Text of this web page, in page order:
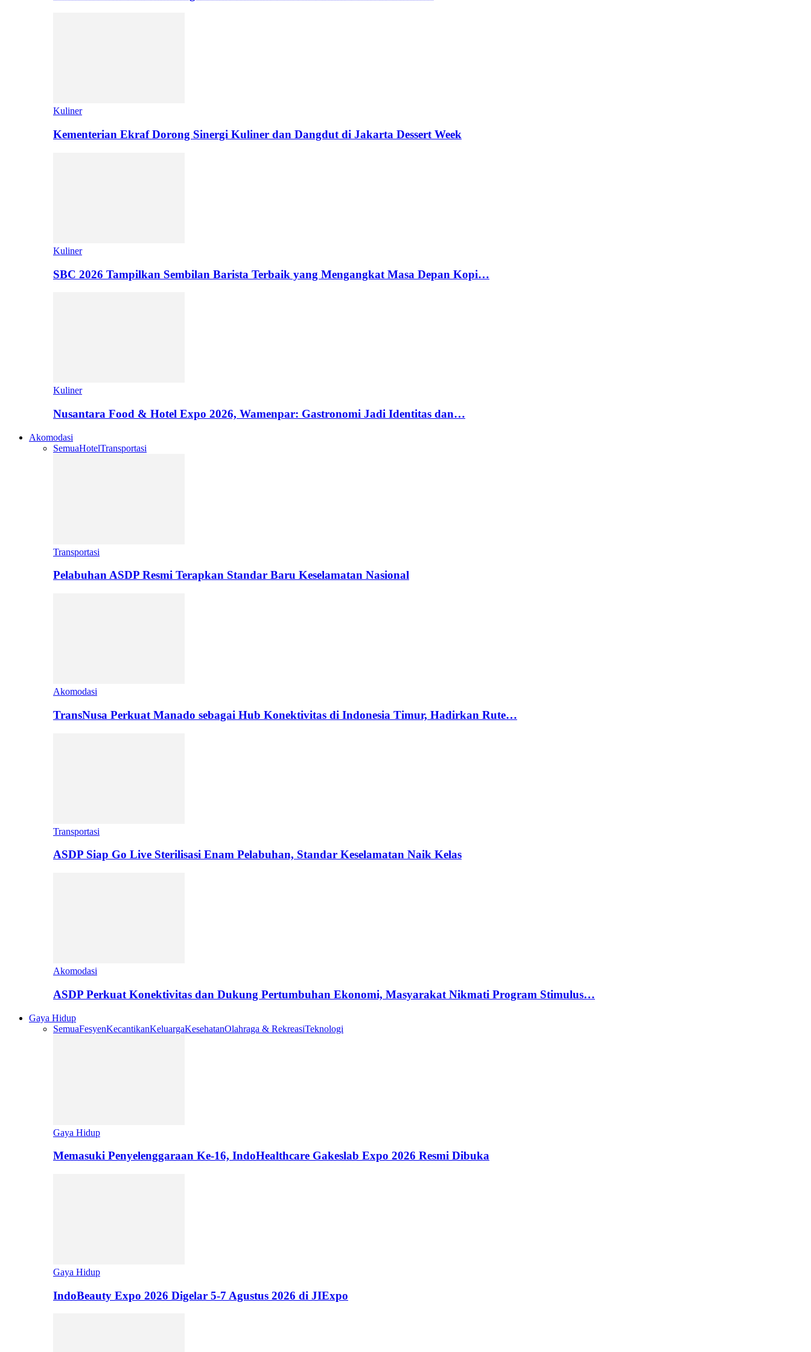
Kuliner
Kementerian Ekraf Dorong Sinergi Kuliner dan Dangdut di Jakarta Dessert Week
Kuliner
SBC 2026 Tampilkan Sembilan Barista Terbaik yang Mengangkat Masa Depan Kopi…
Kuliner
Nusantara Food & Hotel Expo 2026, Wamenpar: Gastronomi Jadi Identitas dan…
Akomodasi
SemuaHotelTransportasi
Transportasi
Pelabuhan ASDP Resmi Terapkan Standar Baru Keselamatan Nasional
Akomodasi
TransNusa Perkuat Manado sebagai Hub Konektivitas di Indonesia Timur, Hadirkan Rute…
Transportasi
ASDP Siap Go Live Sterilisasi Enam Pelabuhan, Standar Keselamatan Naik Kelas
Akomodasi
ASDP Perkuat Konektivitas dan Dukung Pertumbuhan Ekonomi, Masyarakat Nikmati Program Stimulus…
Gaya Hidup
SemuaFesyenKecantikanKeluargaKesehatanOlahraga & RekreasiTeknologi
Gaya Hidup
Memasuki Penyelenggaraan Ke-16, IndoHealthcare Gakeslab Expo 2026 Resmi Dibuka
Gaya Hidup
IndoBeauty Expo 2026 Digelar 5-7 Agustus 2026 di JIExpo